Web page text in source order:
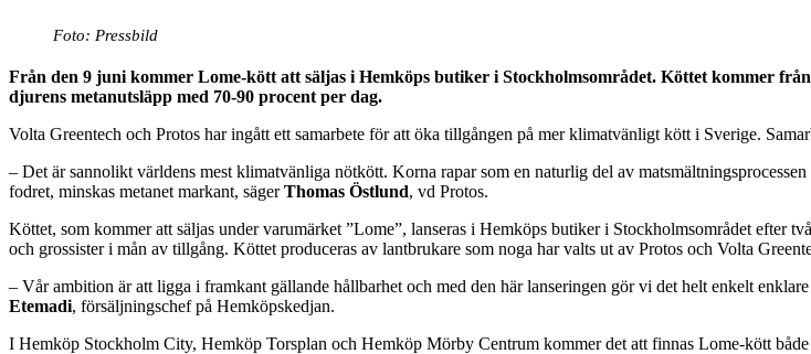
Foto: Pressbild
Från den 9 juni kommer Lome-kött att säljas i Hemköps butiker i Stockholmsområdet. Köttet kommer
djurens metanutsläpp med 70-90 procent per dag.
Volta Greentech och Protos har ingått ett samarbete för att öka tillgången på mer klimatvänligt kött i Sverige.
– Det är sannolikt världens mest klimatvänliga nötkött. Korna rapar som en naturlig del av
fodret, minskas metanet markant, sägerThomas Östlund, vd Protos.
Köttet, som kommer att säljas under varumärket ”Lome”, lanseras i Hemköps butiker i Stockholmsområdet efter
och grossister i mån av tillgång. Köttet produceras av lantbrukare som noga har valts ut av Protos och Volta
– Vår ambition är att ligga i framkant gällande hållbarhet och med den här lanseringen gör vi det helt enkelt
Etemadi, försäljningschef på Hemköpskedjan.
I Hemköp Stockholm City, Hemköp Torsplan och Hemköp Mörby Centrum kommer det att finnas Lome-kött både